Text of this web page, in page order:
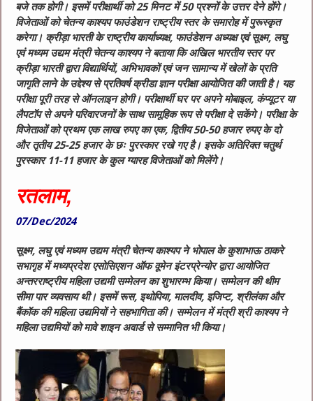
बजे तक होगी। इसमें परीक्षार्थी को 25 मिनट में 50 प्रश्नों के उत्तर देने होंगे।
विजेताओं को चेतन्य काश्यप फाउंडेशन राष्ट्रीय स्तर के समारोह में पुरूस्कृत
करेगा। क्रीड़ा भारती के राष्ट्रीय कार्याध्यक्ष, फाउंडेशन अध्यक्ष एवं सूक्ष्म, लघु
एवं मध्यम उद्यम मंत्री चेतन्य काश्यप ने बताया कि अखिल भारतीय स्तर पर
क्रीड़ा भारती द्वारा विद्यार्थियों, अभिभावकों एवं जन सामान्य में खेलों के प्रति
जागृति लाने के उद्देश्य से प्रतिवर्ष क्रीडा ज्ञान परीक्षा आयोजित की जाती है। यह
परीक्षा पूरी तरह से ऑनलाइन होगी। परीक्षार्थी घर पर अपने मोबाइल, कंप्यूटर या
लैपटॉप से अपने परिवारजनों के साथ सामूहिक रूप से परीक्षा दे सकेंगे। परीक्षा के
विजेताओं को प्रथम एक लाख रुपए का एक, द्वितीय 50-50 हजार रुपए के दो
और तृतीय 25-25 हजार के छः पुरस्कार रखे गए है। इसके अतिरिक्त चतुर्थ
पुरस्कार 11-11 हजार के कुल ग्यारह विजेताओं को मिलेंगेे।
रतलाम,
07/Dec/2024
सूक्ष्म, लघु एवं मध्यम उद्यम मंत्री चेतन्य काश्यप ने भोपाल के कुशाभाऊ ठाकरे
सभागृह में मध्यप्रदेश एसोसिएशन ऑफ वूमेन इंटरप्रेन्योर द्वारा आयोजित
अन्तरराष्ट्रीय महिला उद्यमी सम्मेलन का शुभारम्भ किया। सम्मेलन की थीम
सीमा पार व्यवसाय थी। इसमें रूस, इथोपिया, मालदीव, इजिप्ट, श्रीलंका और
बैंकॉक की महिला उद्यमियों ने सहभागिता की। सम्मेलन में मंत्री श्री काश्यप ने
महिला उद्यमियों को मावे शाइन अवार्ड से सम्मानित भी किया।